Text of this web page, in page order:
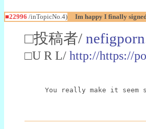
■22996 /inTopicNo.4) Im happy I finally
□投稿者/
□U R L/ http://https://
You really make it